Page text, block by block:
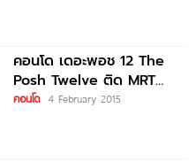
คอนโด เดอะพอช 12 The
Posh Twelve ติด MRT
กระทรวงสาธารณสุข
คอนโด 4 February 2015